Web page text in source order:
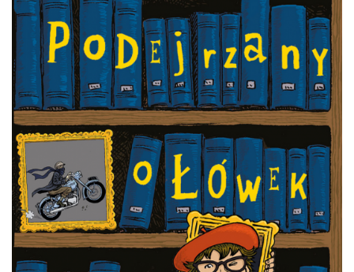
PATRONATY
WYWIADY
RECENZJE
DO CZYTANIA
NA EKRANIE
KONTAKT